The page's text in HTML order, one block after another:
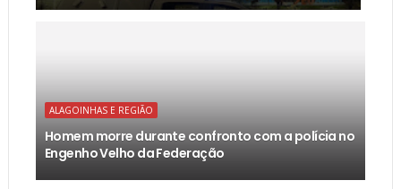
ALAGOINHAS E REGIÃO
Homem morre durante confronto com a polícia no
Engenho Velho da Federação